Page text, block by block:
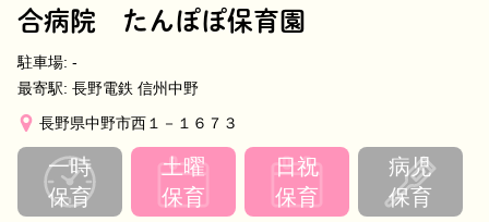
合病院 たんぽぽ保育園
駐車場: -
最寄駅: 長野電鉄 信州中野
長野県中野市西１－１６７３
一時
保育
土曜
保育
日祝
保育
病児
保育